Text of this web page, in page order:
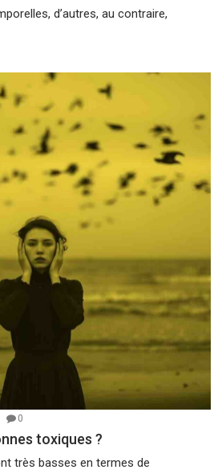
d’autres, au contraire,
0
toxiques ?
très basses en termes de